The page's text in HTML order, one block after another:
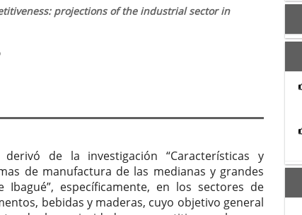
projections of the industrial sector in
de la investigación “Características y
de manufactura de las medianas y grandes
Ibagué”, específicamente, en los sectores de
bebidas y maderas, cuyo objetivo general